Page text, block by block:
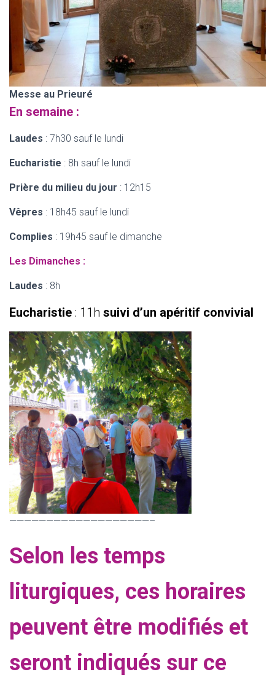
Messe au Prieuré
En semaine :
Laudes : 7h30 sauf le lundi
Eucharistie : 8h sauf le lundi
Prière du milieu du jour : 12h15
Vêpres : 18h45 sauf le lundi
Complies : 19h45 sauf le dimanche
Les Dimanches :
Laudes : 8h
Eucharistie : 11h suivi d’un apéritif convivial
———————————————————–
Selon les temps
liturgiques, ces horaires
peuvent être modifiés et
seront indiqués sur ce